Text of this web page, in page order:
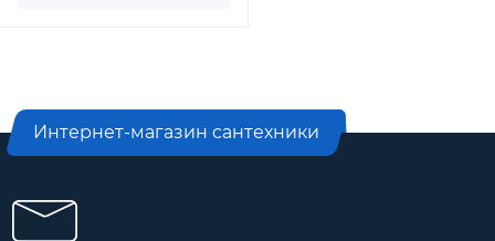
Интернет-магазин сантехники